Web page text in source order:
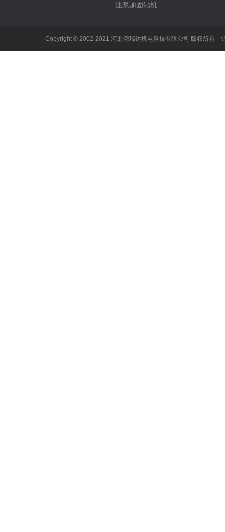
注浆加固钻机
Copyright © 2002-2021 河北尧瑞达机电科技有限公司 版权所有